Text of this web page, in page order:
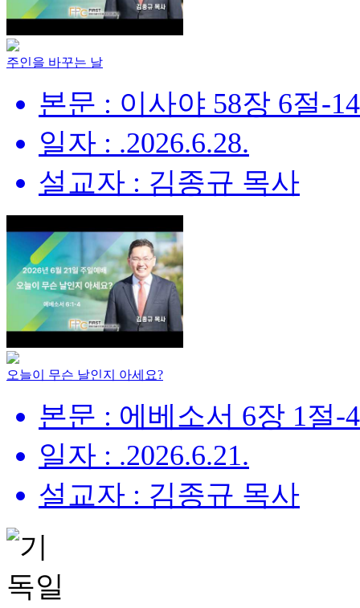
주인을 바꾸는 날
본문 : 이사야 58장 6절-
일자 : .2026.6.28.
설교자 : 김종규 목사
오늘이 무슨 날인지 아세요?
본문 : 에베소서 6장 1절-
일자 : .2026.6.21.
설교자 : 김종규 목사